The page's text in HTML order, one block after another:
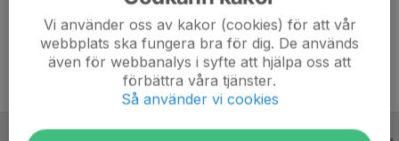
Ålder
13 år
Vi använder oss av kakor (cookies) för att vår
webbplats ska fungera bra för dig. De används
även för webbanalys i syfte att hjälpa oss att
förbättra våra tjänster.
Så använder vi cookies